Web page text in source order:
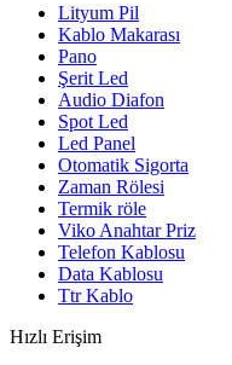
Lityum Pil
Kablo Makarası
Pano
Şerit Led
Audio Diafon
Spot Led
Led Panel
Otomatik Sigorta
Zaman Rölesi
Termik röle
Viko Anahtar Priz
Telefon Kablosu
Data Kablosu
Ttr Kablo
Hızlı Erişim